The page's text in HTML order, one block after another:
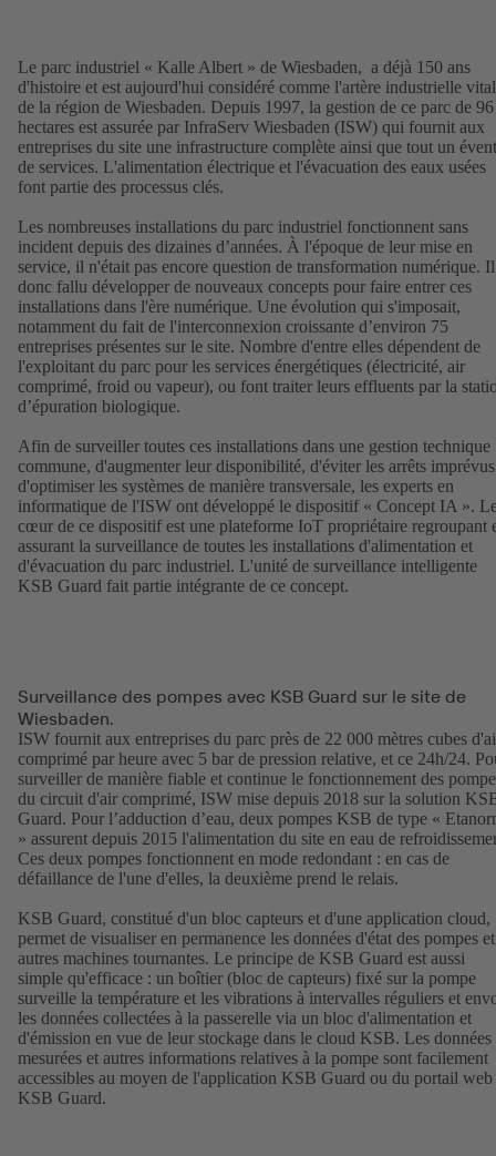
Le parc industriel « Kalle Albert » de Wiesbaden, a déjà 150 ans
d'histoire et est aujourd'hui considéré comme l'artère industrielle
de la région de Wiesbaden. Depuis 1997, la gestion de ce parc de 96
hectares est assurée par InfraServ Wiesbaden (ISW) qui fournit aux
entreprises du site une infrastructure complète ainsi que tout un
de services. L'alimentation électrique et l'évacuation des eaux usées
font partie des processus clés.
Les nombreuses installations du parc industriel fonctionnent sans
incident depuis des dizaines d’années. À l'époque de leur mise en
service, il n'était pas encore question de transformation numérique.
donc fallu développer de nouveaux concepts pour faire entrer ces
installations dans l'ère numérique. Une évolution qui s'imposait,
notamment du fait de l'interconnexion croissante d’environ 75
entreprises présentes sur le site. Nombre d'entre elles dépendent de
l'exploitant du parc pour les services énergétiques (électricité, air
comprimé, froid ou vapeur), ou font traiter leurs effluents par la
d’épuration biologique.
Afin de surveiller toutes ces installations dans une gestion technique
commune, d'augmenter leur disponibilité, d'éviter les arrêts
d'optimiser les systèmes de manière transversale, les experts en
informatique de l'ISW ont développé le dispositif « Concept IA ».
cœur de ce dispositif est une plateforme IoT propriétaire regroupant
assurant la surveillance de toutes les installations d'alimentation et
d'évacuation du parc industriel. L'unité de surveillance intelligente
KSB Guard fait partie intégrante de ce concept.
Surveillance des pompes avec KSB Guard sur le site de
Wiesbaden.
ISW fournit aux entreprises du parc près de 22 000 mètres cubes
comprimé par heure avec 5 bar de pression relative, et ce 24h/24.
surveiller de manière fiable et continue le fonctionnement des
du circuit d'air comprimé, ISW mise depuis 2018 sur la solution
Guard. Pour l’adduction d’eau, deux pompes KSB de type «
» assurent depuis 2015 l'alimentation du site en eau de
Ces deux pompes fonctionnent en mode redondant : en cas de
défaillance de l'une d'elles, la deuxième prend le relais.
KSB Guard, constitué d'un bloc capteurs et d'une application cloud,
permet de visualiser en permanence les données d'état des pompes et
autres machines tournantes. Le principe de KSB Guard est aussi
simple qu'efficace : un boîtier (bloc de capteurs) fixé sur la pompe
surveille la température et les vibrations à intervalles réguliers et
les données collectées à la passerelle via un bloc d'alimentation et
d'émission en vue de leur stockage dans le cloud KSB. Les données
mesurées et autres informations relatives à la pompe sont facilement
accessibles au moyen de l'application KSB Guard ou du portail web
KSB Guard.